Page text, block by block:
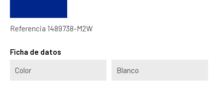
Referencia 1489738-M2W
Ficha de datos
Color Blanco